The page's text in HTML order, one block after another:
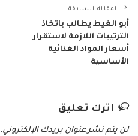
المقالة السابقة
أبو الغيط يطالب باتخاذ
الترتيبات اللازمة لاستقرار
أسعار المواد الغذائية
الأساسية
اترك تعليق
لن يتم نشر عنوان بريدك الإلكتروني.